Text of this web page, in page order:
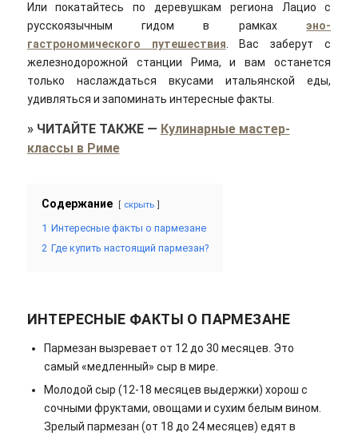
Или покатайтесь по деревушкам региона Лацио с
русскоязычным гидом в рамкахэно-
гастрономического путешествия. Вас заберут с
железнодорожной станции Рима, и вам останется
только наслаждаться вкусами итальянской еды,
удивляться и запоминать интересные факты.
» ЧИТАЙТЕ ТАКЖЕ— Кулинарные мастер-
классы в Риме
Содержание скрыть
1 Интересные факты о пармезане
2 Где купить настоящий пармезан?
ИНТЕРЕСНЫЕ ФАКТЫ О ПАРМЕЗАНЕ
Пармезан вызревает от 12 до 30 месяцев. Это
самый «медленный» сыр в мире.
Молодой сыр (12-18 месяцев выдержки) хорош с
сочными фруктами, овощами и сухим белым вином.
Зрелый пармезан (от 18 до 24 месяцев) едят в